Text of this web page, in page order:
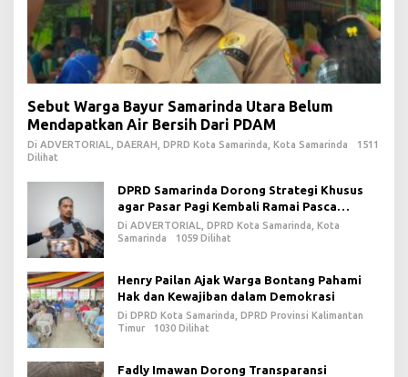
Sebut Warga Bayur Samarinda Utara Belum
Mendapatkan Air Bersih Dari PDAM
Di ADVERTORIAL, DAERAH, DPRD Kota Samarinda, Kota Samarinda
1511
Dilihat
DPRD Samarinda Dorong Strategi Khusus
agar Pasar Pagi Kembali Ramai Pasca
Revitalisasi
Di ADVERTORIAL, DPRD Kota Samarinda, Kota
Samarinda
1059 Dilihat
Henry Pailan Ajak Warga Bontang Pahami
Hak dan Kewajiban dalam Demokrasi
Di DPRD Kota Samarinda, DPRD Provinsi Kalimantan
Timur
1030 Dilihat
Fadly Imawan Dorong Transparansi